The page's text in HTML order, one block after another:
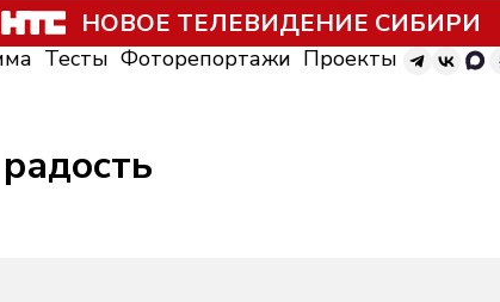
НОВОЕ ТЕЛЕВИДЕНИЕ СИБИРИ
Тесты Фоторепортажи Проекты